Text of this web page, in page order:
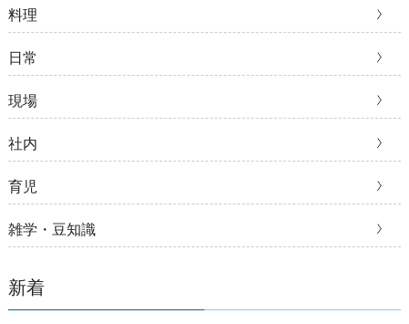
料理
日常
現場
社内
育児
雑学・豆知識
新着